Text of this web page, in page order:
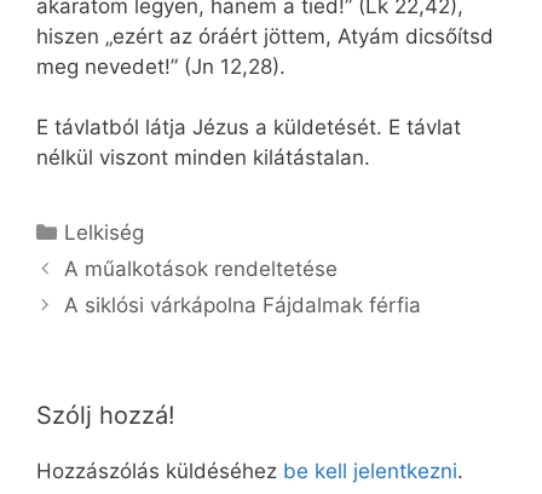
akaratom legyen, hanem a tied!” (Lk 22,42),
hiszen „ezért az óráért jöttem, Atyám dicsőítsd
meg nevedet!” (Jn 12,28).
E távlatból látja Jézus a küldetését. E távlat
nélkül viszont minden kilátástalan.
Kategória
Lelkiség
A műalkotások rendeltetése
A siklósi várkápolna Fájdalmak férfia
Szólj hozzá!
Hozzászólás küldéséhez be kell jelentkezni.